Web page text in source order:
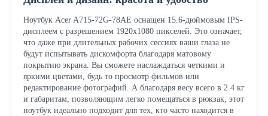
Ноутбук Acer A715-72G-78AE оснащен 15.6-дюймовым IPS-
дисплеем с разрешением 1920x1080 пикселей. Это означает,
что даже при длительных рабочих сессиях ваши глаза не
будут испытывать дискомфорта благодаря матовому
покрытию экрана. Вы сможете наслаждаться четкими и
яркими цветами, будь то просмотр фильмов или
редактирование фотографий. А благодаря весу всего в 2.4 кг
и габаритам, позволяющим легко помещаться в рюкзак, этот
ноутбук идеально подходит для тех, кто часто находится в